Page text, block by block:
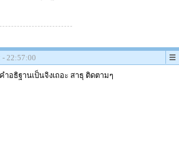
- 22:57:00
ำอธิฐานเป็นจิงเถอะ สาธุ ติดตามๆ